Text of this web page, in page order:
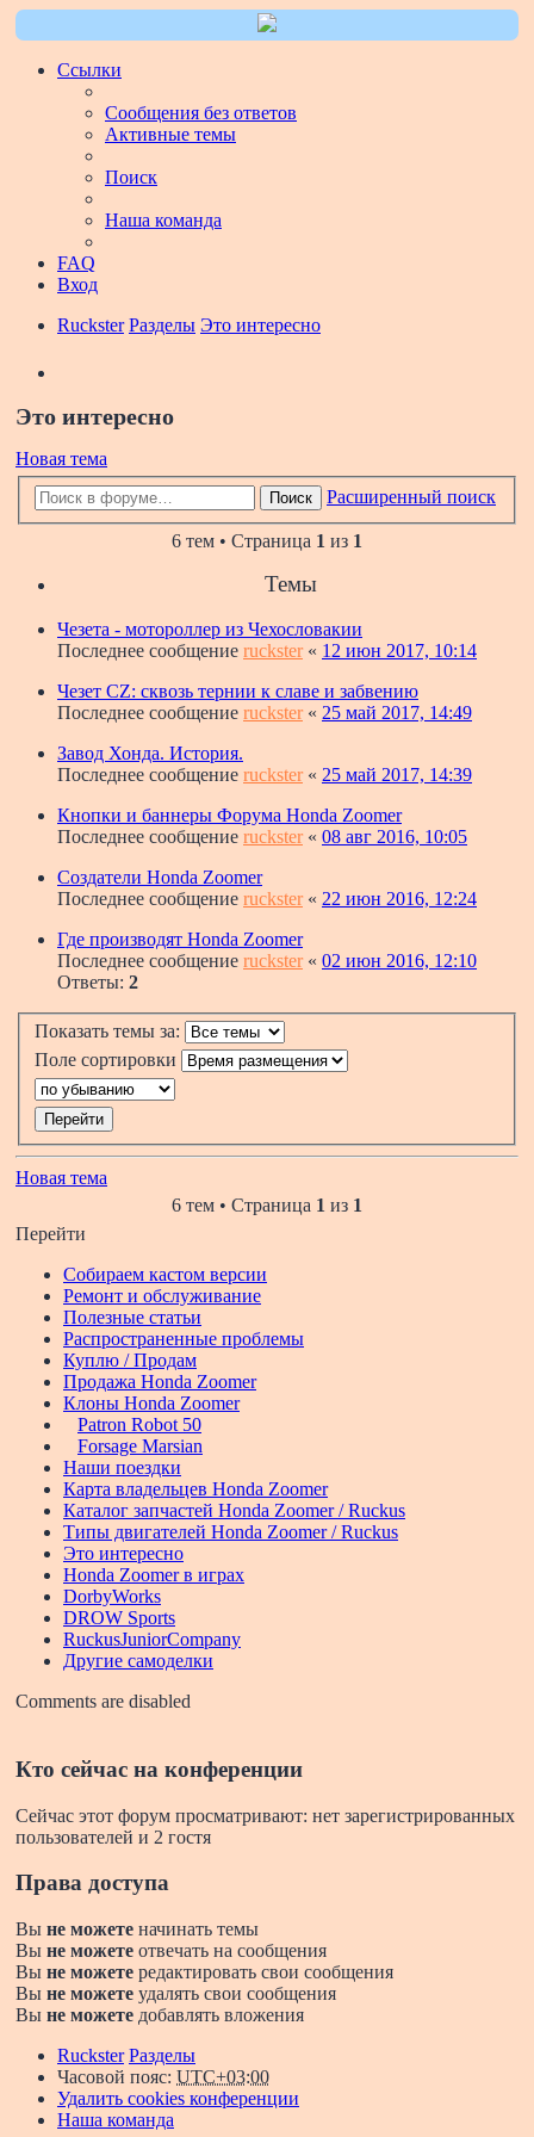
Ссылки
Сообщения без ответов
Активные темы
Поиск
Наша команда
FAQ
Вход
Ruckster Разделы Это интересно
Это интересно
Новая тема
Поиск Расширенный поиск
6 тем • Страница 1 из 1
Темы
Чезета - мотороллер из Чехословакии
Последнее сообщение ruckster« 12 июн 2017, 10:14
Чезет CZ: сквозь тернии к славе и забвению
Последнее сообщение ruckster« 25 май 2017, 14:49
Завод Хонда. История.
Последнее сообщение ruckster« 25 май 2017, 14:39
Кнопки и баннеры Форума Honda Zoomer
Последнее сообщение ruckster« 08 авг 2016, 10:05
Создатели Honda Zoomer
Последнее сообщение ruckster« 22 июн 2016, 12:24
Где производят Honda Zoomer
Последнее сообщение ruckster« 02 июн 2016, 12:10
Ответы: 2
Показать темы за:
Поле сортировки
Новая тема
6 тем • Страница 1 из 1
Перейти
Собираем кастом версии
Ремонт и обслуживание
Полезные статьи
Распространенные проблемы
Куплю / Продам
Продажа Honda Zoomer
Клоны Honda Zoomer
Patron Robot 50
Forsage Marsian
Наши поездки
Карта владельцев Honda Zoomer
Каталог запчастей Honda Zoomer / Ruckus
Типы двигателей Honda Zoomer / Ruckus
Это интересно
Honda Zoomer в играх
DorbyWorks
DROW Sports
RuckusJuniorCompany
Другие самоделки
Comments are disabled
Кто сейчас на конференции
Сейчас этот форум просматривают: нет зарегистрированных
пользователей и 2 гостя
Права доступа
Вы не можете начинать темы
Вы не можете отвечать на сообщения
Вы не можете редактировать свои сообщения
Вы не можете удалять свои сообщения
Вы не можете добавлять вложения
Ruckster Разделы
Часовой пояс: UTC+03:00
Удалить cookies конференции
Наша команда